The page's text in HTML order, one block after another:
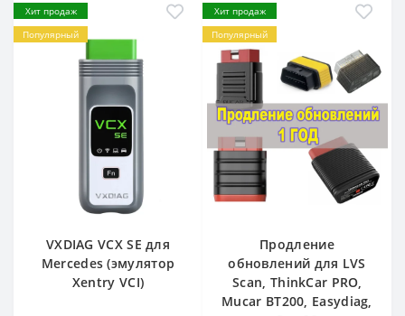
Хит продаж
Популярный
VXDIAG VCX SE для
Mercedes (эмулятор
Xentry VCI)
Хит продаж
Популярный
Продление
обновлений для LVS
Scan, ThinkCar PRO,
Mucar BT200, Easydiag,